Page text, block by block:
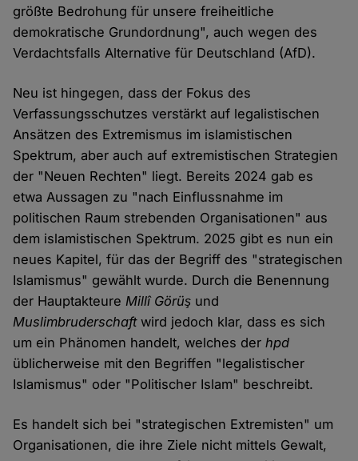
größte Bedrohung für unsere freiheitliche
demokratische Grundordnung", auch wegen des
Verdachtsfalls Alternative für Deutschland (AfD).
Neu ist hingegen, dass der Fokus des
Verfassungsschutzes verstärkt auf legalistischen
Ansätzen des Extremismus im islamistischen
Spektrum, aber auch auf extremistischen Strategien
der "Neuen Rechten" liegt. Bereits 2024 gab es
etwa Aussagen zu "nach Einflussnahme im
politischen Raum strebenden Organisationen" aus
dem islamistischen Spektrum. 2025 gibt es nun ein
neues Kapitel, für das der Begriff des "strategischen
Islamismus" gewählt wurde. Durch die Benennung
der Hauptakteure Millî Görüş und
Muslimbruderschaftwird jedoch klar, dass es sich
um ein Phänomen handelt, welches derhpd
üblicherweise mit den Begriffen "legalistischer
Islamismus" oder "Politischer Islam" beschreibt.
Es handelt sich bei "strategischen Extremisten" um
Organisationen, die ihre Ziele nicht mittels Gewalt,